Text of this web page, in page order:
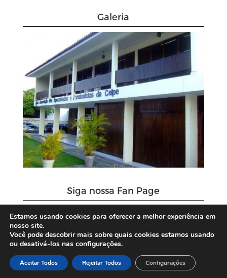
Galeria
Siga nossa Fan Page
Estamos usando cookies para oferecer a melhor experiência em
nosso site.
Você pode descobrir mais sobre quais cookies estamos usando
ou desativá-los nas configurações.
Aceitar Todos Rejeitar Todos Configurações